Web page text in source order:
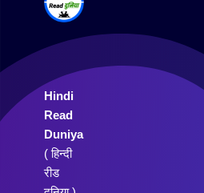
Hindi
Read
Duniya
( हिन्दी
रीड